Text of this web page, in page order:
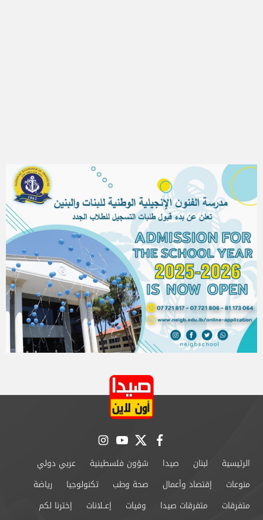
facebook
twitter
youtube
instagram
الرئيسية لبنان صيدا شؤون فلسطينية
عربي دولي
منوعات
إقتصاد وأعمال صحة وطب تكنولوجيا
رياضة
متفرقات
متفرقات صيدا وفيات إعــلانات
إخترنا لكم